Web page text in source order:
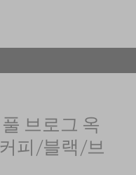
브로그 옥
피/블랙/브